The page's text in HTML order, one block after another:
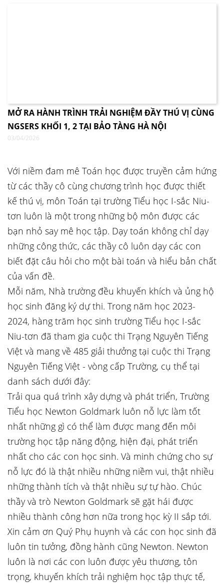
MỞ RA HÀNH TRÌNH TRẢI NGHIỆM ĐẦY THÚ VỊ CÙNG
NGSERS KHỐI 1, 2 TẠI BẢO TÀNG HÀ NỘI
03/04/2026
Với niềm đam mê Toán học được truyền cảm hứng
từ các thầy cô cùng chương trình học được thiết
kế thú vị, môn Toán tại trường Tiểu học I-sắc Niu-
tơn luôn là một trong những bộ môn được các
bạn nhỏ say mê học tập. Dạy toán không chỉ dạy
những công thức, các thầy cô luôn dạy các con
biết đặt câu hỏi cho một bài toán và hiểu bản chất
của vấn đề.
Mỗi năm, Nhà trường đều khuyến khích và ủng hộ
học sinh đăng ký dự thi. Trong năm học 2023-
2024, hàng trăm học sinh trường Tiểu học I-sắc
Niu-tơn đã tham gia cuộc thi Trạng Nguyên Tiếng
Việt và mang về 485 giải thưởng tại cuộc thi Trạng
Nguyên Tiếng Việt - vòng cấp Trường, cụ thể tại
danh sách dưới đây:
Trải qua quá trình xây dựng và phát triển, Trường
Tiểu học Newton Goldmark luôn nỗ lực làm tốt
nhất những gì có thể làm được mang đến môi
trường học tập năng động, hiện đại, phát triển
nhất cho các con học sinh. Và minh chứng cho sự
nỗ lực đó là thật nhiều những niềm vui, thật nhiều
những thành tích và thật nhiều sự tự hào. Chúc
thầy và trò Newton Goldmark sẽ gặt hái được
nhiều thành công hơn nữa trong học kỳ II sắp tới.
Xin cảm ơn Quý Phụ huynh và các con học sinh đã
luôn tin tưởng, đồng hành cũng Newton. Newton
luôn là nơi các con luôn được yêu thương, tôn
trọng, khuyến khích trải nghiệm học tập thực tế,